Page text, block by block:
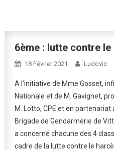
6ème : lutte contre
18 Février 2021 Ludovic
A l’initiative de Mme Gosset,
Nationale et de M. Gavignet,
M. Lotto, CPE et en partenariat
Brigade de Gendarmerie de
a concerné chacune des 4
cadre de la lutte contre le